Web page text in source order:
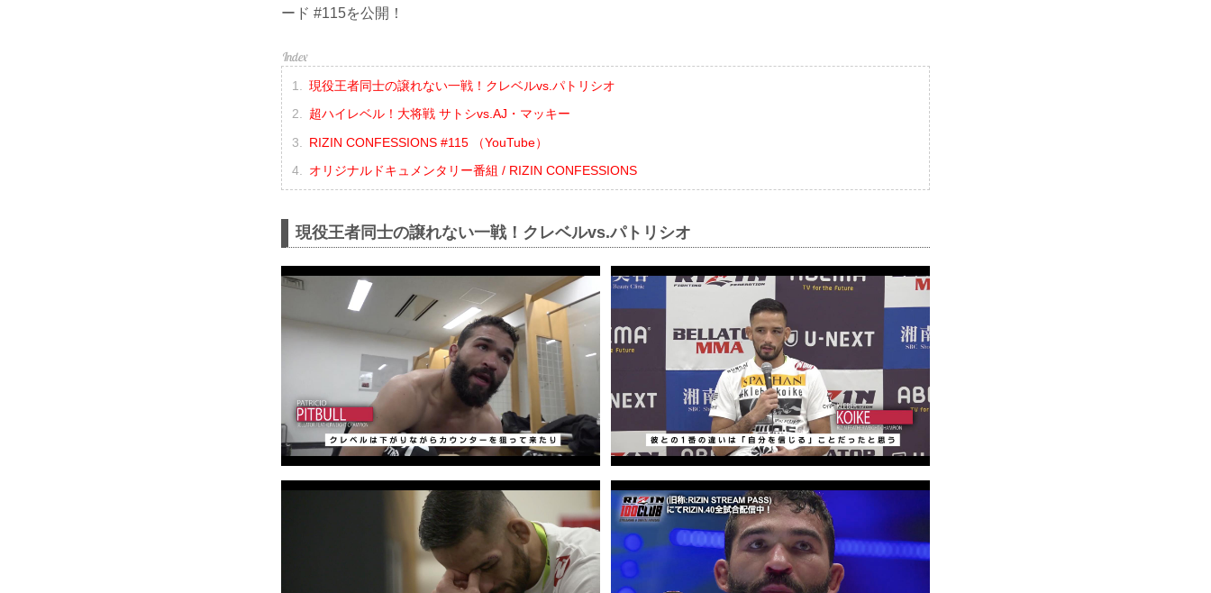
ード #115を公開！
現役王者同士の譲れない一戦！クレベルvs.パトリシオ
超ハイレベル！大将戦 サトシvs.AJ・マッキー
RIZIN CONFESSIONS #115 （YouTube）
オリジナルドキュメンタリー番組 / RIZIN CONFESSIONS
現役王者同士の譲れない一戦！クレベルvs.パトリシオ